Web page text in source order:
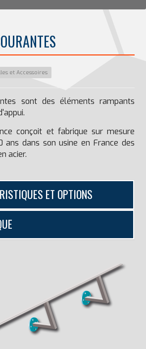
et Accessoires
sont des éléments rampants
conçoit et fabrique sur mesure
ans dans son usine en France des
acier.
ET OPTIONS